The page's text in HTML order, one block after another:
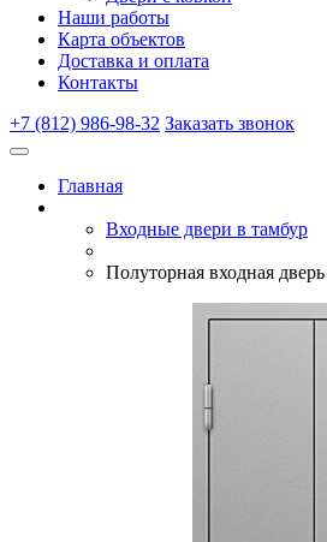
Наши работы
Карта объектов
Доставка и оплата
Контакты
+7 (812) 986-98-32 Заказать звонок
Главная
Входные двери в тамбур
Полуторная входная